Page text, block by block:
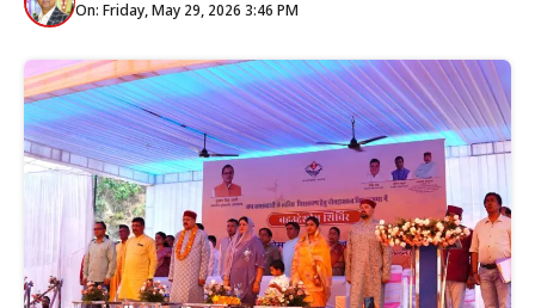
On: Friday, May 29, 2026 3:46 PM